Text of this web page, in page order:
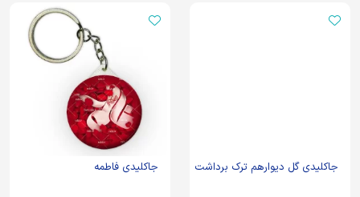
جاکلیدی گل دیوارهم ترک برداشت جاکلیدی فاطمه